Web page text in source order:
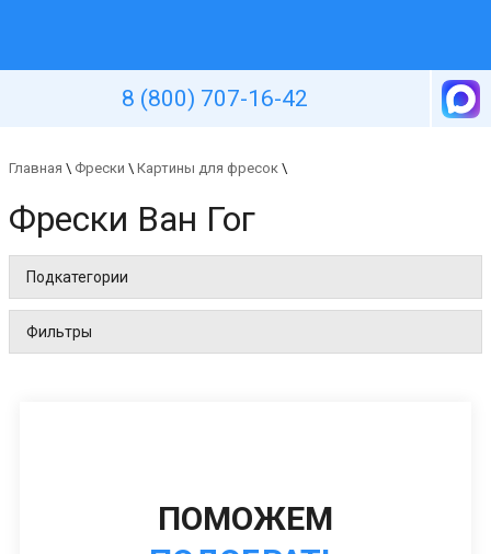
8 (800) 707-16-42
Главная \ Фрески \ Картины для фресок \
Фрески Ван Гог
Подкатегории
Фильтры
ПОМОЖЕМ